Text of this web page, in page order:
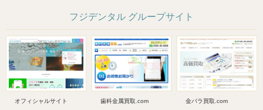
フジデンタル グループサイト
オフィシャルサイト 歯科金属買取.com 金パラ買取.com